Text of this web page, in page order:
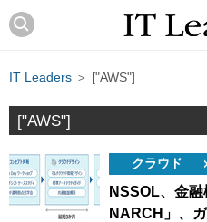
IT Leaders ＞ ["AWS"]
["AWS"]
クラウド
NSSOL、金
NARCH」、